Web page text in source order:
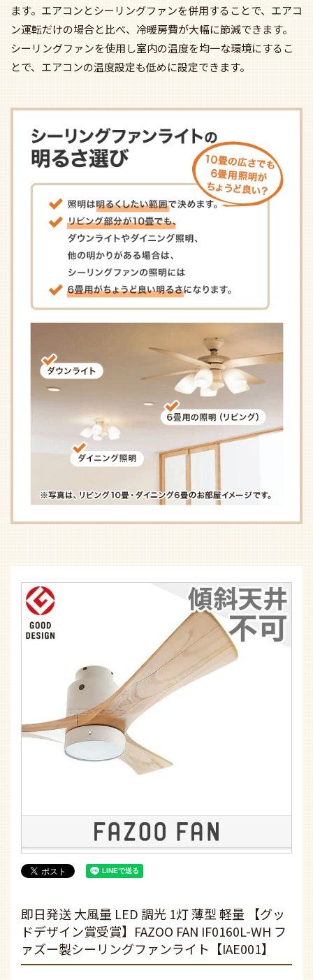
ます。エアコンとシーリングファンを併用することで、エアコ
ン運転だけの場合と比べ、冷暖房費が大幅に節減できます。
シーリングファンを使用し室内の温度を均一な環境にするこ
とで、エアコンの温度設定も低めに設定できます。
即日発送 大風量 LED 調光 1灯 薄型 軽量 【グッ
ドデザイン賞受賞】FAZOO FAN IF0160L-WH フ
ァズー製シーリングファンライト【IAE001】